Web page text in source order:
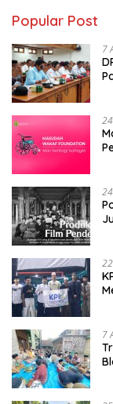
Popular Post
7
7